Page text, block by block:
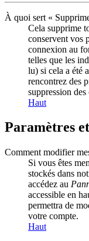
À quoi sert «
Cela supprime
conservent vos
connexion au
telles que les
lu) si cela a été
rencontrez des
suppression
Haut
Paramètres
Comment modifier
Si vous êtes
stockés dans
accédez au
accessible en
permettra de
votre compte.
Haut